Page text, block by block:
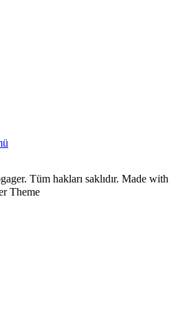
Tüm hakları saklıdır. Made with
Theme